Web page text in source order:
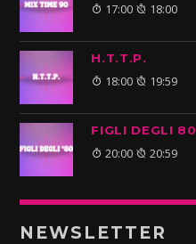
17:00 18:00
H.T.T.P.
18:00 19:59
FIGLI DEGLI 80
20:00 20:59
NEWSLETTER